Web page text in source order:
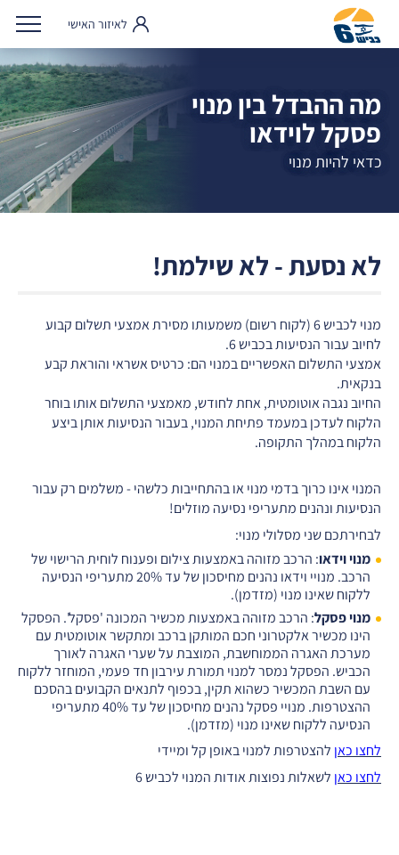
לאיזור האישי
מה ההבדל בין מנוי
פסקל לוידאו
כדאי להיות מנוי
לא נסעת - לא שילמת!
מנוי לכביש 6 (לקוח רשום) משמעותו מסירת אמצעי תשלום קבוע
לחיוב עבור הנסיעות בכביש 6.
אמצעי התשלום האפשריים במנוי הם: כרטיס אשראי והוראת קבע
בנקאית.
החיוב נגבה אוטומטית, אחת לחודש, מאמצעי התשלום אותו בוחר
הלקוח לעדכן במעמד פתיחת המנוי, בעבור הנסיעות אותן ביצע
הלקוח במהלך התקופה.
המנוי אינו כרוך בדמי מנוי או בהתחייבות כלשהי - משלמים רק עבור
הנסיעות ונהנים מתעריפי נסיעה מוזלים!
לבחירתכם שני מסלולי מנוי:
מנוי וידאו: הרכב מזוהה באמצעות צילום ופענוח לוחית הרישוי של
הרכב. מנויי וידאו נהנים מחיסכון של עד 20% מתעריפי הנסיעה
ללקוח שאינו מנוי (מזדמן).
מנוי פסקל: הרכב מזוהה באמצעות מכשיר המכונה 'פסקל'. הפסקל
הינו מכשיר אלקטרוני חכם המותקן ברכב ומתקשר אוטומטית עם
מערכת האגרה הממוחשבת, המוצבת על שערי האגרה לאורך
הכביש. הפסקל נמסר למנוי תמורת עירבון חד פעמי, המוחזר ללקוח
עם השבת המכשיר כשהוא תקין, בכפוף לתנאים הקבועים בהסכם
ההצטרפות. מנויי פסקל נהנים מחיסכון של עד 40% מתעריפי
הנסיעה ללקוח שאינו מנוי (מזדמן).
לחצו כאן להצטרפות למנוי באופן קל ומיידי
לחצו כאן לשאלות נפוצות אודות המנוי לכביש 6